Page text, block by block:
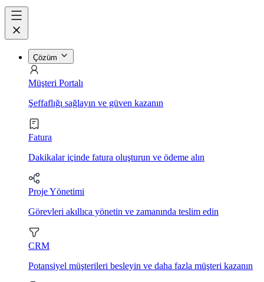
Çözüm
Müşteri Portalı
Şeffaflığı sağlayın ve güven kazanın
Fatura
Dakikalar içinde fatura oluşturun ve ödeme alın
Proje Yönetimi
Görevleri akıllıca yönetin ve zamanında teslim edin
CRM
Potansiyel müşterileri besleyin ve daha fazla müşteri kazanın